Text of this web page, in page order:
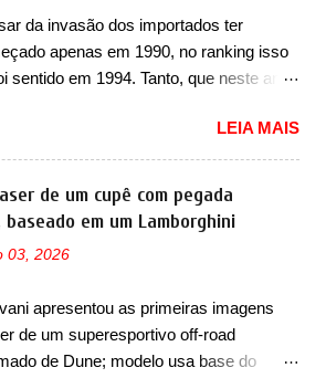
a perda de força motriz, requerendo a
do software do modulo de...
Strada soube ser mutável com
importantes que a concorrência
conseguiu acompanhar e agora ela
do motor T200, que estreou nos
Pulse e Fastback. "A Fiat Strada é
do que uma picape, é uma verdadeira
no mercado automotivo. Há alguns
era improvável pensar que uma picape
a Strada fez. Mais do que isso: ela é a
viva que time que está ganhando se
sim. Ao longo da sua história, ela...
da invasão dos importados ter
apenas em 1990, no ranking isso
sentido em 1994. Tanto, que neste ano,
pelo Chevrolet Corsa, o mais
deles no ranking que perdurou no
mercado até início de 2012 e com
foi um grandioso lançamento da
que assustou a concorrência.
ano também era lançada a nova
ganhava uma nova geração feita do
apelidada de "Bolinha" por suas formas
Além do Gol, outro
LEIA MAIS
de um cupê com pegada
em um Lamborghini
03, 2026
apresentou as primeiras imagens
de um superesportivo off-road
de Dune; modelo usa base do